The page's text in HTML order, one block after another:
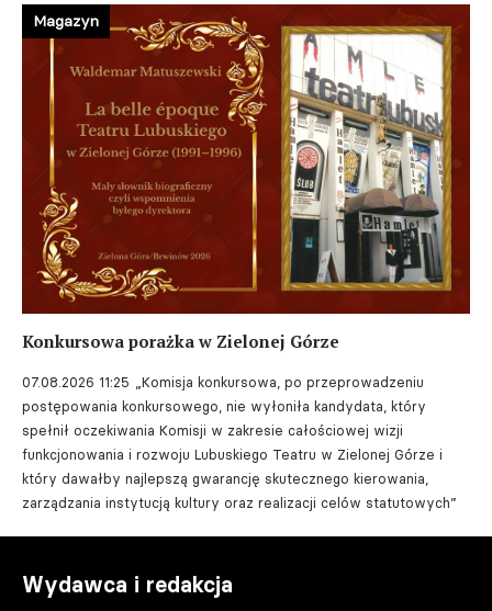
Konkursowa porażka w Zielonej Górze
07.08.2026 11:25 „Komisja konkursowa, po przeprowadzeniu
postępowania konkursowego, nie wyłoniła kandydata, który
spełnił oczekiwania Komisji w zakresie całościowej wizji
funkcjonowania i rozwoju Lubuskiego Teatru w Zielonej Górze i
który dawałby najlepszą gwarancję skutecznego kierowania,
zarządzania instytucją kultury oraz realizacji celów statutowych”
Magazyn
Wydawca i redakcja